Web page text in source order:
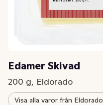
Edamer Skivad
200 g, Eldorado
Visa alla varor från Eldorado